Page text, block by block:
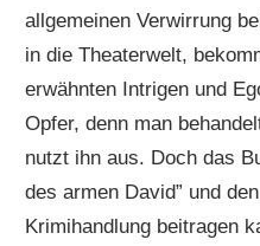
allgemeinen Verwirrung
in die Theaterwelt,
erwähnten Intrigen und
Opfer, denn man
nutzt ihn aus. Doch das
des armen David” und
Krimihandlung beitragen